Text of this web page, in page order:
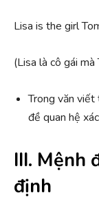
Lisa is the girl
(Lisa là cô gái
Trong văn viết
đề quan hệ
III. Mệnh
định